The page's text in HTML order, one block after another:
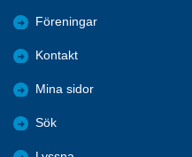
Föreningar
Kontakt
Mina sidor
Sök